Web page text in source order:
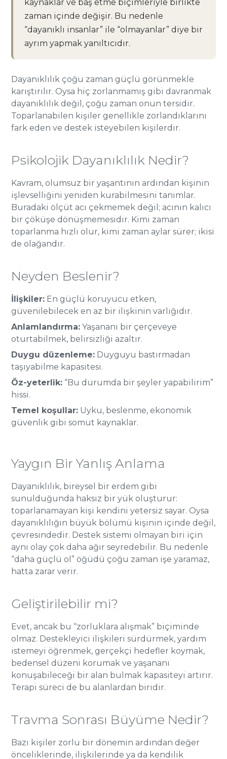
kaynaklar ve baş etme biçimleriyle birlikte
zaman içinde değişir. Bu nedenle
“dayanıklı insanlar” ile “olmayanlar” diye bir
ayrım yapmak yanıltıcıdır.
Dayanıklılık çoğu zaman güçlü görünmekle
karıştırılır. Oysa hiç zorlanmamış gibi davranmak
dayanıklılık değil, çoğu zaman onun tersidir.
Toparlanabilen kişiler genellikle zorlandıklarını
fark eden ve destek isteyebilen kişilerdir.
Psikolojik Dayanıklılık Nedir?
Kavram, olumsuz bir yaşantının ardından kişinin
işlevselliğini yeniden kurabilmesini tanımlar.
Buradaki ölçüt acı çekmemek değil; acının kalıcı
bir çöküşe dönüşmemesidir. Kimi zaman
toparlanma hızlı olur, kimi zaman aylar sürer; ikisi
de olağandır.
Neyden Beslenir?
İlişkiler: En güçlü koruyucu etken,
güvenilebilecek en az bir ilişkinin varlığıdır.
Anlamlandırma: Yaşananı bir çerçeveye
oturtabilmek, belirsizliği azaltır.
Duygu düzenleme: Duyguyu bastırmadan
taşıyabilme kapasitesi.
Öz-yeterlik: “Bu durumda bir şeyler yapabilirim”
hissi.
Temel koşullar: Uyku, beslenme, ekonomik
güvenlik gibi somut kaynaklar.
Yaygın Bir Yanlış Anlama
Dayanıklılık, bireysel bir erdem gibi
sunulduğunda haksız bir yük oluşturur:
toparlanamayan kişi kendini yetersiz sayar. Oysa
dayanıklılığın büyük bölümü kişinin içinde değil,
çevresindedir. Destek sistemi olmayan biri için
aynı olay çok daha ağır seyredebilir. Bu nedenle
“daha güçlü ol” öğüdü çoğu zaman işe yaramaz,
hatta zarar verir.
Geliştirilebilir mi?
Evet, ancak bu “zorluklara alışmak” biçiminde
olmaz. Destekleyici ilişkileri sürdürmek, yardım
istemeyi öğrenmek, gerçekçi hedefler koymak,
bedensel düzeni korumak ve yaşananı
konuşabileceği bir alan bulmak kapasiteyi artırır.
Terapi süreci de bu alanlardan biridir.
Travma Sonrası Büyüme Nedir?
Bazı kişiler zorlu bir dönemin ardından değer
önceliklerinde, ilişkilerinde ya da kendilik